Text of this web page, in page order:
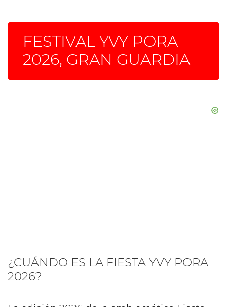
FESTIVAL YVY PORA
2026, GRAN GUARDIA
¿CUÁNDO ES LA FIESTA YVY PORA
2026?